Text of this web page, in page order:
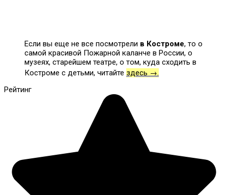
Если вы еще не все посмотрели в Костроме, то о
самой красивой Пожарной каланче в России, о
музеях, старейшем театре, о том, куда сходить в
Костроме с детьми, читайте здесь →.
Рейтинг